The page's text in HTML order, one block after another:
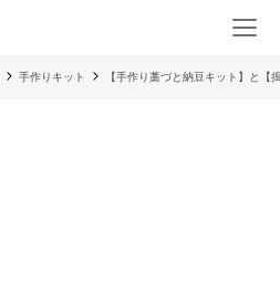
手作りキット 【手作り藁づと納豆キット】と【